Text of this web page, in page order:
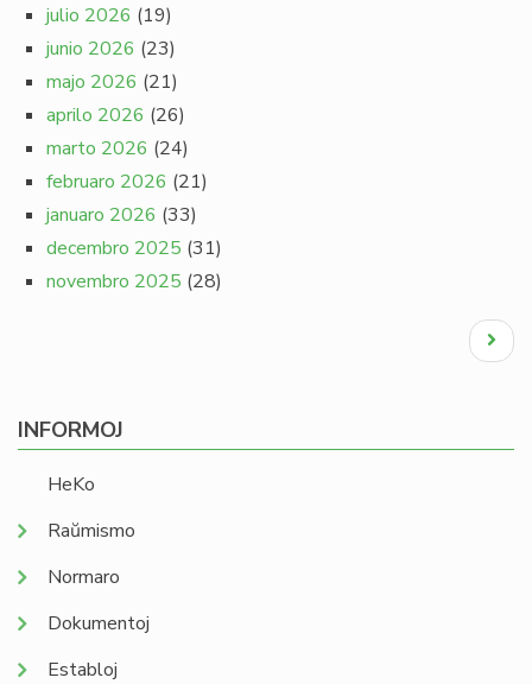
julio 2026 (19)
junio 2026 (23)
majo 2026 (21)
aprilo 2026 (26)
marto 2026 (24)
februaro 2026 (21)
januaro 2026 (33)
decembro 2025 (31)
novembro 2025 (28)
Next
page
INFORMOJ
HeKo
Raŭmismo
Normaro
Dokumentoj
Establoj